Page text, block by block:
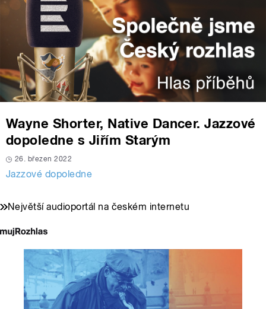
Wayne Shorter, Native Dancer. Jazzové
dopoledne s Jiřím Starým
26. březen 2022
Jazzové dopoledne
Největší audioportál na českém internetu